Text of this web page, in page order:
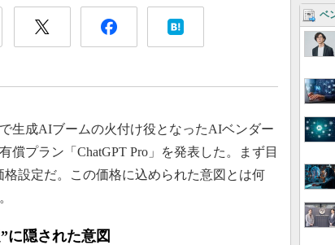
生成AIブームの火付け役となったAIベンダー
償プラン「ChatGPT Pro」を発表した。まず目
設定だ。この価格に込められた意図とは何
に隠された意図
ベ